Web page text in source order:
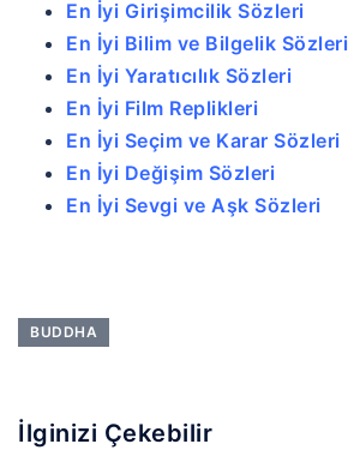
En İyi Girişimcilik Sözleri
En İyi Bilim ve Bilgelik Sözleri
En İyi Yaratıcılık Sözleri
En İyi Film Replikleri
En İyi Seçim ve Karar Sözleri
En İyi Değişim Sözleri
En İyi Sevgi ve Aşk Sözleri
BUDDHA
İlginizi Çekebilir